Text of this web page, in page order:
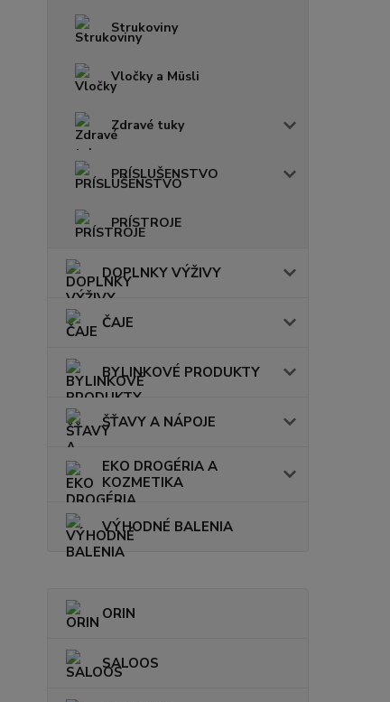
Strukoviny
Vločky a Müsli
Zdravé tuky
PRÍSLUŠENSTVO
PRÍSTROJE
DOPLNKY VÝŽIVY
ČAJE
BYLINKOVÉ PRODUKTY
ŠŤAVY A NÁPOJE
EKO DROGÉRIA A
KOZMETIKA
VÝHODNÉ BALENIA
ORIN
SALOOS